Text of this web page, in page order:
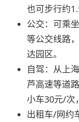
也可步行约
公交：可乘
等公交线路
达园区。
自驾：从上
芦高速等道
小车30元/次
出租车/网约